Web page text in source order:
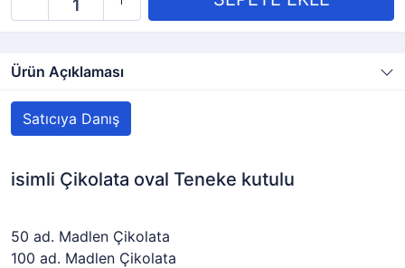
Ürün Açıklaması
Satıcıya Danış
isimli Çikolata oval Teneke kutulu
50 ad. Madlen Çikolata
100 ad. Madlen Çikolata